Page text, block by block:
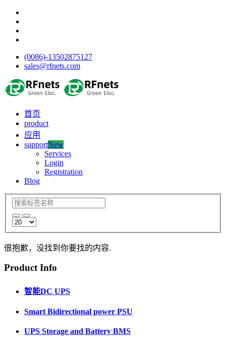
(0086)-13502875127
sales@rfnets.com
首页
product
应用
supportNew
Services
Login
Registration
Blog
很抱歉，没找到你要找的内容.
Product Info
智能DC UPS
Smart Bidirectional power PSU
UPS Storage and Battery BMS